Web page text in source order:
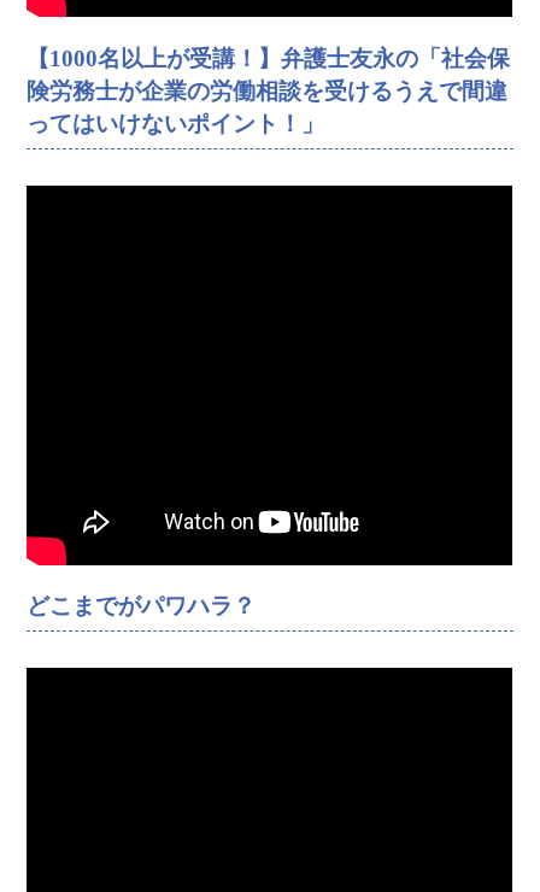
【1000名以上が受講！】弁護士友永の「社会保
険労務士が企業の労働相談を受けるうえで間違
ってはいけないポイント！」
どこまでがパワハラ？